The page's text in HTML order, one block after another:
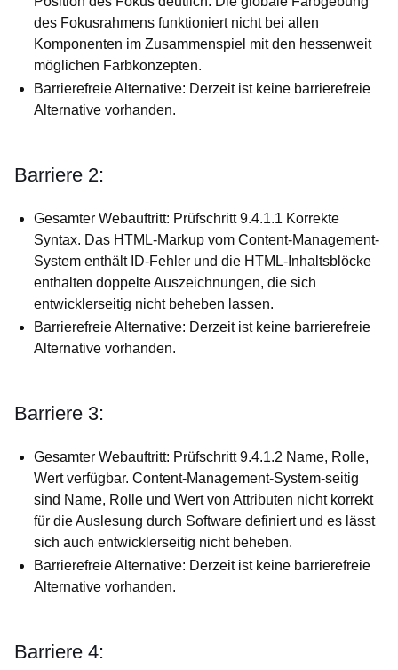
des Fokusrahmens funktioniert nicht bei allen
Komponenten im Zusammenspiel mit den hessenweit
möglichen Farbkonzepten.
Barrierefreie Alternative: Derzeit ist keine barrierefreie
Alternative vorhanden.
Barriere 2:
Gesamter Webauftritt: Prüfschritt 9.4.1.1 Korrekte
Syntax. Das HTML-Markup vom Content-Management-
System enthält ID-Fehler und die HTML-Inhaltsblöcke
enthalten doppelte Auszeichnungen, die sich
entwicklerseitig nicht beheben lassen.
Barrierefreie Alternative: Derzeit ist keine barrierefreie
Alternative vorhanden.
Barriere 3:
Gesamter Webauftritt: Prüfschritt 9.4.1.2 Name, Rolle,
Wert verfügbar. Content-Management-System-seitig
sind Name, Rolle und Wert von Attributen nicht korrekt
für die Auslesung durch Software definiert und es lässt
sich auch entwicklerseitig nicht beheben.
Barrierefreie Alternative: Derzeit ist keine barrierefreie
Alternative vorhanden.
Barriere 4: